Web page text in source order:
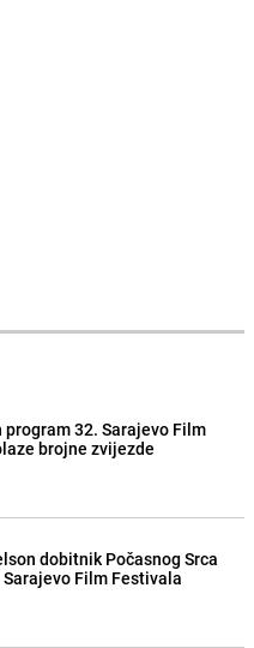
32. Sarajevo Film
brojne zvijezde
dobitnik Počasnog Srca
Film Festivala